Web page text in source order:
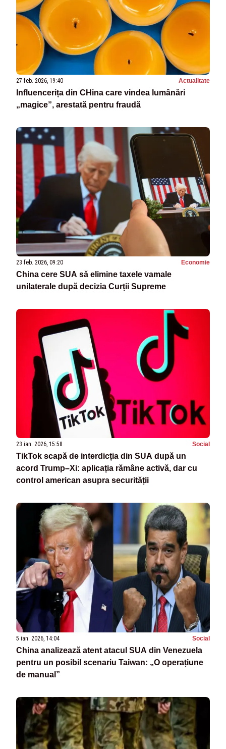
27 feb. 2026, 19:40 Actualitate
Influencerița din CHina care vindea lumânări
„magice”, arestată pentru fraudă
23 feb. 2026, 09:20 Economie
China cere SUA să elimine taxele vamale
unilaterale după decizia Curții Supreme
23 ian. 2026, 15:58 Social
TikTok scapă de interdicția din SUA după un
acord Trump–Xi: aplicația rămâne activă, dar cu
control american asupra securității
5 ian. 2026, 14:04 Social
China analizează atent atacul SUA din Venezuela
pentru un posibil scenariu Taiwan: „O operațiune
de manual”